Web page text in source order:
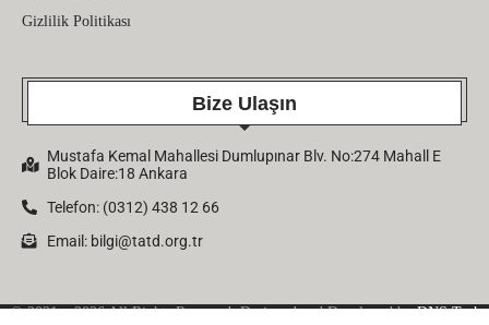
Gizlilik Politikası
Bize Ulaşın
Mustafa Kemal Mahallesi Dumlupınar Blv. No:274 Mahall E
Blok Daire:18 Ankara
Telefon: (0312) 438 12 66
Email: bilgi@tatd.org.tr
© 2021 – 2026 All Rights Reserved. Designed and Developed byDNS Tech